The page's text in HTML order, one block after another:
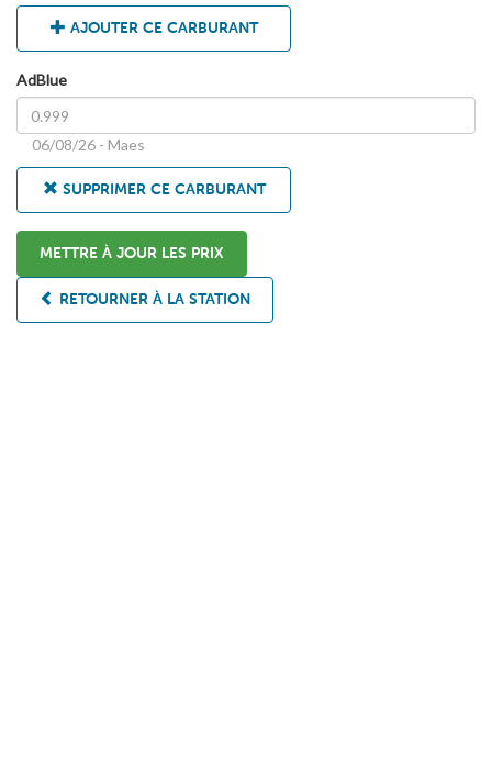
AJOUTER CE CARBURANT
AdBlue
06/08/26 - Maes
SUPPRIMER CE CARBURANT
METTRE À JOUR LES PRIX
RETOURNER À LA STATION